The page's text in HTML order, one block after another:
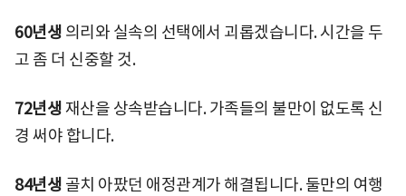
60년생 의리와 실속의 선택에서 괴롭겠습니다. 시간을 두
고 좀 더 신중할 것.
72년생재산을 상속받습니다. 가족들의 불만이 없도록 신
경 써야 합니다.
84년생 골치 아팠던 애정관계가 해결됩니다. 둘만의 여행